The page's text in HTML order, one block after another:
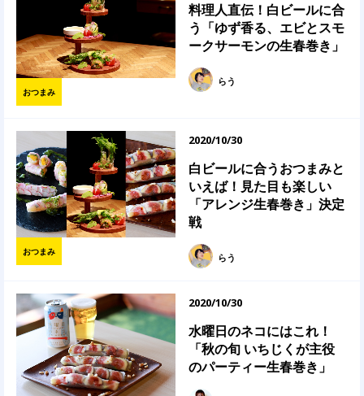
おつまみ
料理人直伝！白ビールに合
う「ゆず香る、エビとスモ
ークサーモンの生春巻き」
らう
おつまみ
2020/10/30
白ビールに合うおつまみと
いえば！見た目も楽しい
「アレンジ生春巻き」決定
戦
らう
2020/10/30
水曜日のネコにはこれ！
「秋の旬 いちじくが主役
のパーティー生春巻き」